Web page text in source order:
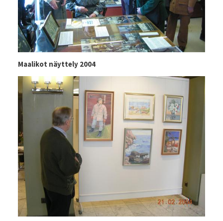
Maalikot näyttely 2004